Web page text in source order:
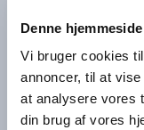
Denne
Vi bruger cookies
annoncer, til at
at analysere vores
din brug af vores
Mallorca
Spanien